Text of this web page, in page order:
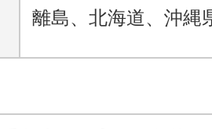
離島、北海道、沖縄